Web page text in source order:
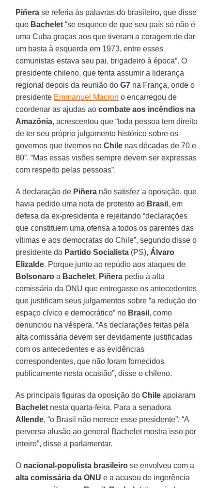
Piñera se referia às palavras do brasileiro, que disse
que Bachelet “se esquece de que seu país só não é
uma Cuba graças aos que tiveram a coragem de dar
um basta à esquerda em 1973, entre esses
comunistas estava seu pai, brigadeiro à época”. O
presidente chileno, que tenta assumir a liderança
regional depois da reunião doG7 na França, onde o
presidente Emmanuel Macron o encarregou de
coordenar as ajudas aocombate aos incêndios na
Amazônia, acrescentou que “toda pessoa tem direito
de ter seu próprio julgamento histórico sobre os
governos que tivemos noChile nas décadas de 70 e
80”. “Mas essas visões sempre devem ser expressas
com respeito pelas pessoas”.
A declaração de Piñera não satisfez a oposição, que
havia pedido uma nota de protesto ao Brasil , em
defesa da ex-presidenta e rejeitando “declarações
que constituem uma ofensa a todos os parentes das
vítimas e aos democratas do Chile”, segundo disse o
presidente do Partido Socialista (PS), Álvaro
Elizalde. Porque junto ao repúdio aos ataques de
Bolsonaro a Bachelet, Piñera pediu à alta
comissária da ONU que entregasse os antecedentes
que justificam seus julgamentos sobre “a redução do
espaço cívico e democrático” no Brasil , como
denunciou na véspera. “As declarações feitas pela
alta comissária devem ser devidamente justificadas
com os antecedentes e as evidências
correspondentes, que não foram fornecidos
publicamente nesta ocasião”, disse o chileno.
As principais figuras da oposição doChile apoiaram
Bachelet nesta quarta-feira. Para a senadora
Allende, “o Brasil não merece esse presidente”. “A
perversa alusão ao general Bachelet mostra isso por
inteiro”, disse a parlamentar.
O nacional-populista brasileiro se envolveu com a
alta comissária da ONU e a acusou de ingerência